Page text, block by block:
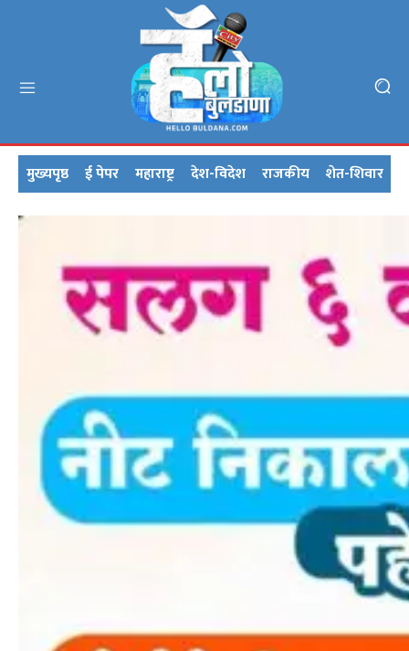
मुख्यपृष्ठ ई पेपर महाराष्ट्र देश-विदेश राजकीय शेत-शिवार